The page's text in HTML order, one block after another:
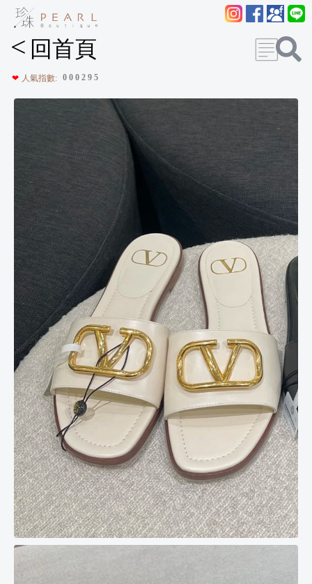
< 回首頁
❤ 人氣指數: 0 0 0 2 9 5